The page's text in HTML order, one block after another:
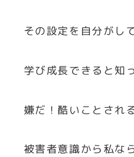
その設定を自分がし
学び成長できると知
嫌だ！酷いことされ
被害者意識から私な